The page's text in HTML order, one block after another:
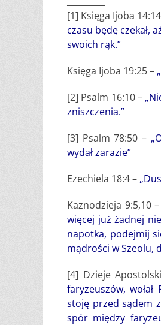
[1] Księga Ijoba
czasu będę czekał,
swoich rąk.”
Księga Ijoba 19:25 –
[2] Psalm 16:10 –
zniszczenia.”
[3] Psalm 78:50 –
wydał zarazie”
Ezechiela 18:4 –
Kaznodzieja 9:5,10 –
więcej już żadnej
napotka, podejmij
mądrości w Szeolu,
[4] Dzieje
faryzeuszów,
stoję przed sądem
spór między